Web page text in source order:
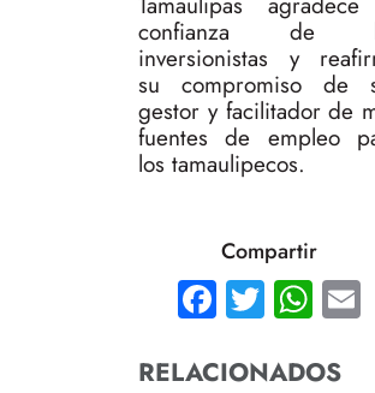
confianza de
inversionistas y
su compromiso de
gestor y facilitador de
fuentes de empleo
los tamaulipecos.
Compartir
Facebook
Twitter
RELACIONADOS